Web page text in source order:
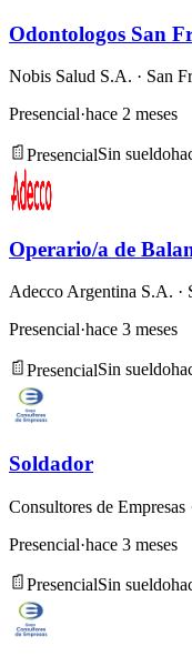
Odontologos San
Nobis Salud S.A. · San
Presencial·hace 2 meses
PresencialSin sueldo
Operario/a de
Adecco Argentina S.A. ·
Presencial·hace 3 meses
PresencialSin sueldo
Soldador
Consultores de Empresas
Presencial·hace 3 meses
PresencialSin sueldo